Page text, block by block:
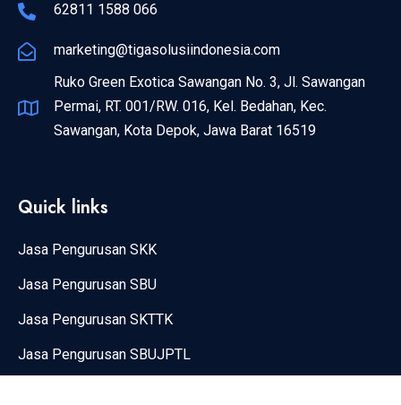
62811 1588 066
marketing@tigasolusiindonesia.com
Ruko Green Exotica Sawangan No. 3, Jl. Sawangan
Permai, RT. 001/RW. 016, Kel. Bedahan, Kec.
Sawangan, Kota Depok, Jawa Barat 16519
Quick links
Jasa Pengurusan SKK
Jasa Pengurusan SBU
Jasa Pengurusan SKTTK
Jasa Pengurusan SBUJPTL